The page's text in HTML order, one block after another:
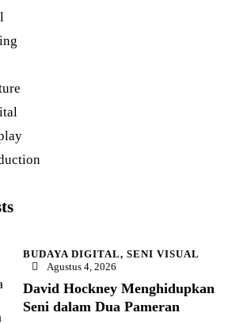
BUDAYA DIGITAL, SENI VISUAL
Agustus 4, 2026
David Hockney Menghidupkan
Seni dalam Dua Pameran